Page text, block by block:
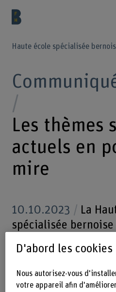
Haute école spécialisée
Les thèmes
actuels en
mire
10.10.2023
La
spécialisée bernoise
format de
établissements
tables rondes et des
D'abord les cookies
Nous autorisez-vous
votre appareil afin